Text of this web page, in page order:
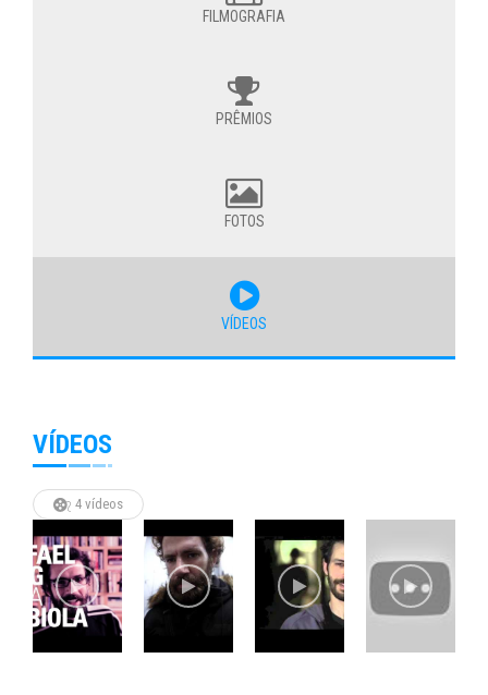
FILMOGRAFIA
PRÊMIOS
FOTOS
VÍDEOS
VÍDEOS
4 vídeos